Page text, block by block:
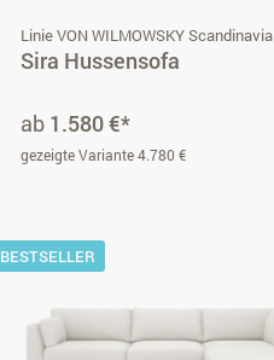
Linie VON WILMOWSKY Scandinavia
Sira Hussensofa
ab 1.580 €*
gezeigte Variante 4.780 €
BESTSELLER